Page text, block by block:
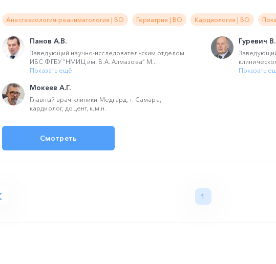
Анестезиология-реаниматология | ВО Гериатрия | ВО Кардиология | ВО
Панов А.В.
Заведующий научно-исследовательским отделом
ИБС ФГБУ “НМИЦ им. В.А. Алмазова” М...
Показать ещё
Гуревич
Показать
Мокеев А.Г.
Главный врач клиники Медгард, г. Самара,
кардиолог, доцент, к.м.н.
Смотреть
1